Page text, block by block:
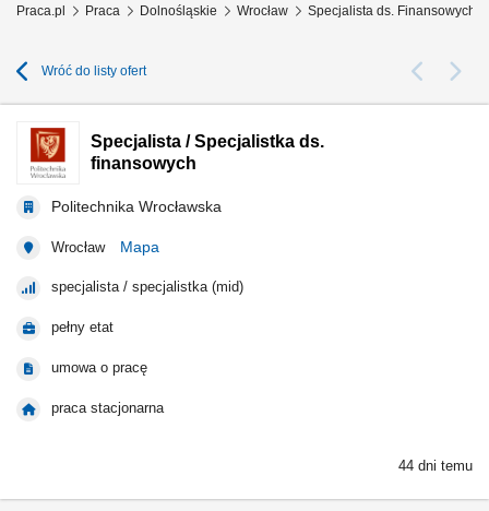
Praca.pl Praca Dolnośląskie Wrocław Specjalista ds. Finansowych
Wróć do listy ofert
Specjalista / Specjalistka ds.
finansowych
Politechnika Wrocławska
Wrocław Mapa
specjalista / specjalistka (mid)
pełny etat
umowa o pracę
praca stacjonarna
44 dni temu